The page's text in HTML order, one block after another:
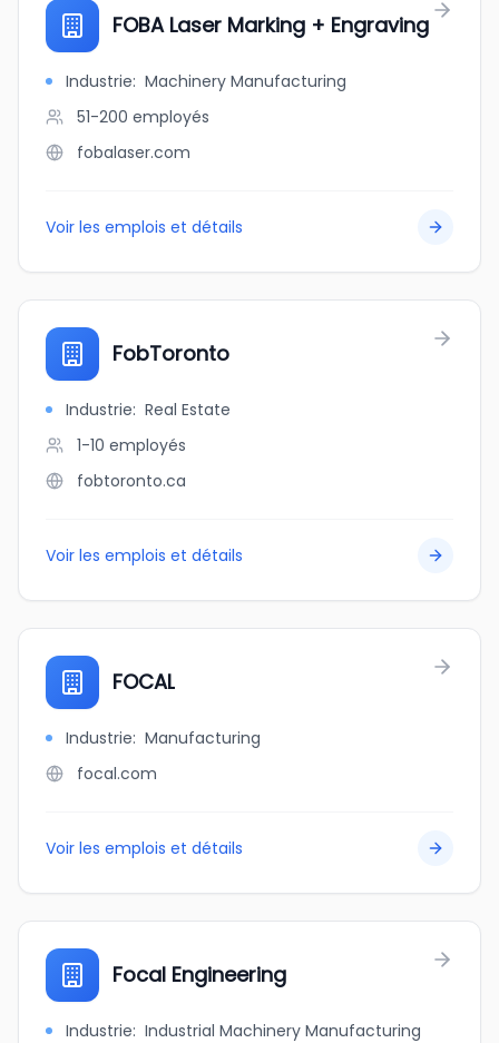
FOBA Laser Marking + Engraving
Industrie: Machinery Manufacturing
51-200 employés
fobalaser.com
Voir les emplois et détails
FobToronto
Industrie: Real Estate
1-10 employés
fobtoronto.ca
Voir les emplois et détails
FOCAL
Industrie: Manufacturing
focal.com
Voir les emplois et détails
Focal Engineering
Industrie: Industrial Machinery Manufacturing